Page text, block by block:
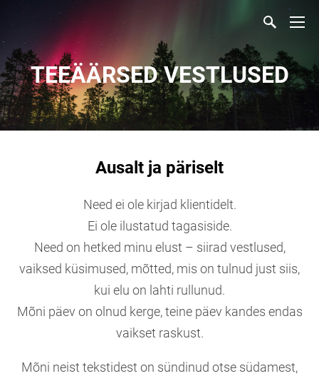
TEEÄÄRSED VESTLUSED
Ausalt ja päriselt
Need ei ole kirjad klientidelt.
Ei ole ilustatud tagasiside.
Need on hetked minu elust – siirad vestlused,
vaiksed küsimused, mõtted, mis on tulnud just siis,
kui elu on lahti rullunud.
Mõni päev on olnud kerge, teine päev kandes endas
vaikset raskust.
Mõni neist tekstidest on sündinud otse südamest,